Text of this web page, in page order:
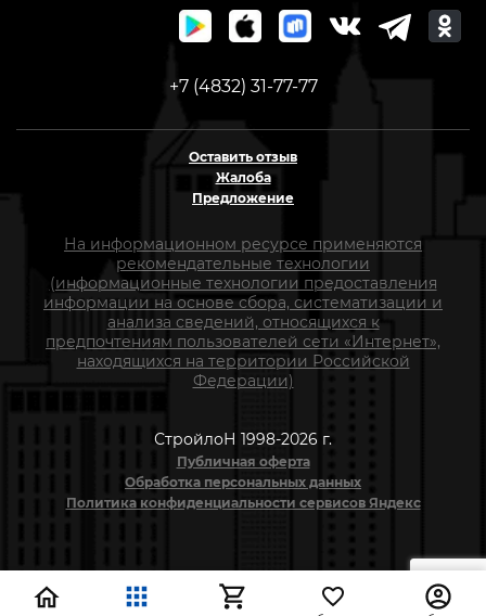
+7 (4832) 31-77-77
Оставить отзыв
Жалоба
Предложение
На информационном ресурсе применяются
рекомендательные технологии
(информационные технологии предоставления
информации на основе сбора, систематизации и
анализа сведений, относящихся к
предпочтениям пользователей сети «Интернет»,
находящихся на территории Российской
Федерации)
СтройлоН 1998-2026 г.
Публичная оферта
Обработка персональных данных
Политика конфиденциальности сервисов Яндекс